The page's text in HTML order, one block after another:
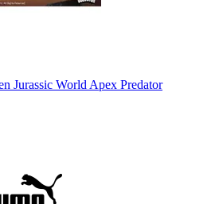
Jurassic World Apex Predator